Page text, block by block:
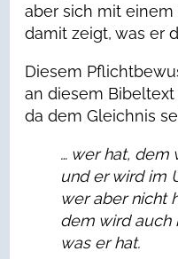
aber sich mit
damit zeigt, was er
Diesem
an diesem
da dem Gleichnis
… wer hat, dem
und er wird im
wer aber nicht
dem wird auch
was er hat.